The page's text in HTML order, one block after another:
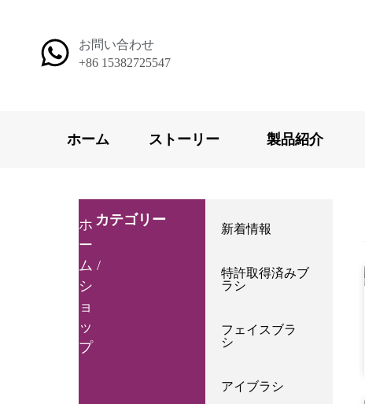
お問い合わせ
+86 15382725547
ホーム ストーリー 製品紹介
ホ
ー
ム /
シ
ョ
ッ
プ
カテゴリー
新着情報
特許取得済みブ
ラシ
フェイスブラ
シ
アイブラシ